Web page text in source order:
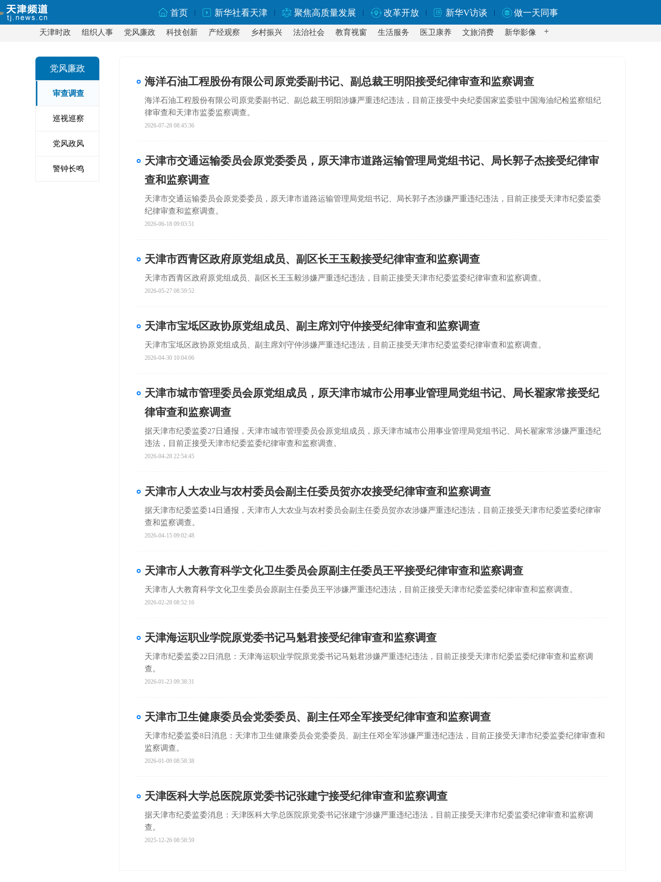
首页 新华社看天津 聚焦高质量发展 改革开放 新华V访谈 做一天同事
天津时政 组织人事 党风廉政 科技创新 产经观察 乡村振兴 法治社会 教育视窗 生活服务 医卫康养 文旅消费 新华影像 +
党风廉政
审查调查
巡视巡察
党风政风
警钟长鸣
海洋石油工程股份有限公司原党委副书记、副总裁王明阳接受纪律审查和监察调查
海洋石油工程股份有限公司原党委副书记、副总裁王明阳涉嫌严重违纪违法，目前正接受中央纪委国家监委驻中国海油纪检监察组纪
律审查和天津市监委监察调查。
2026-07-28 08:45:36
天津市交通运输委员会原党委委员，原天津市道路运输管理局党组书记、局长郭子杰接受纪律审
查和监察调查
天津市交通运输委员会原党委委员，原天津市道路运输管理局党组书记、局长郭子杰涉嫌严重违纪违法，目前正接受天津市纪委监委
纪律审查和监察调查。
2026-06-18 09:03:51
天津市西青区政府原党组成员、副区长王玉毅接受纪律审查和监察调查
天津市西青区政府原党组成员、副区长王玉毅涉嫌严重违纪违法，目前正接受天津市纪委监委纪律审查和监察调查。
2026-05-27 08:59:52
天津市宝坻区政协原党组成员、副主席刘守仲接受纪律审查和监察调查
天津市宝坻区政协原党组成员、副主席刘守仲涉嫌严重违纪违法，目前正接受天津市纪委监委纪律审查和监察调查。
2026-04-30 10:04:06
天津市城市管理委员会原党组成员，原天津市城市公用事业管理局党组书记、局长翟家常接受纪
律审查和监察调查
据天津市纪委监委27日通报，天津市城市管理委员会原党组成员，原天津市城市公用事业管理局党组书记、局长翟家常涉嫌严重违纪
违法，目前正接受天津市纪委监委纪律审查和监察调查。
2026-04-28 22:54:45
天津市人大农业与农村委员会副主任委员贺亦农接受纪律审查和监察调查
据天津市纪委监委14日通报，天津市人大农业与农村委员会副主任委员贺亦农涉嫌严重违纪违法，目前正接受天津市纪委监委纪律审
查和监察调查。
2026-04-15 09:02:48
天津市人大教育科学文化卫生委员会原副主任委员王平接受纪律审查和监察调查
天津市人大教育科学文化卫生委员会原副主任委员王平涉嫌严重违纪违法，目前正接受天津市纪委监委纪律审查和监察调查。
2026-02-28 08:52:16
天津海运职业学院原党委书记马魁君接受纪律审查和监察调查
天津市纪委监委22日消息：天津海运职业学院原党委书记马魁君涉嫌严重违纪违法，目前正接受天津市纪委监委纪律审查和监察调
查。
2026-01-23 09:38:31
天津市卫生健康委员会党委委员、副主任邓全军接受纪律审查和监察调查
天津市纪委监委8日消息：天津市卫生健康委员会党委委员、副主任邓全军涉嫌严重违纪违法，目前正接受天津市纪委监委纪律审查和
监察调查。
2026-01-09 08:58:38
天津医科大学总医院原党委书记张建宁接受纪律审查和监察调查
据天津市纪委监委消息：天津医科大学总医院原党委书记张建宁涉嫌严重违纪违法，目前正接受天津市纪委监委纪律审查和监察调
查。
2025-12-26 08:58:59